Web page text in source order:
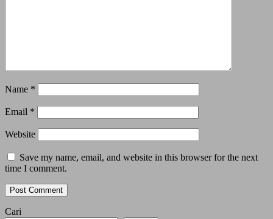
Name *
Email *
Website
Save my name, email, and website in this browser for the next
time I comment.
Cari